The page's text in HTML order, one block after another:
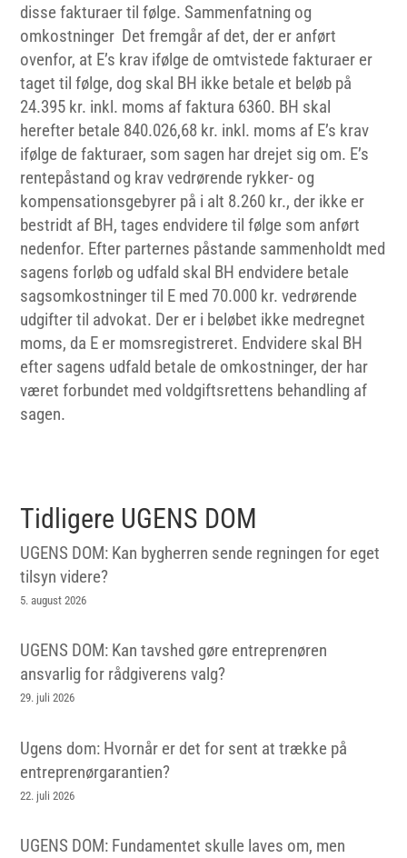
disse fakturaer til følge. Sammenfatning og
omkostninger Det fremgår af det, der er anført
ovenfor, at E’s krav ifølge de omtvistede fakturaer er
taget til følge, dog skal BH ikke betale et beløb på
24.395 kr. inkl. moms af faktura 6360. BH skal
herefter betale 840.026,68 kr. inkl. moms af E’s krav
ifølge de fakturaer, som sagen har drejet sig om. E’s
rentepåstand og krav vedrørende rykker- og
kompensationsgebyrer på i alt 8.260 kr., der ikke er
bestridt af BH, tages endvidere til følge som anført
nedenfor. Efter parternes påstande sammenholdt med
sagens forløb og udfald skal BH endvidere betale
sagsomkostninger til E med 70.000 kr. vedrørende
udgifter til advokat. Der er i beløbet ikke medregnet
moms, da E er momsregistreret. Endvidere skal BH
efter sagens udfald betale de omkostninger, der har
været forbundet med voldgiftsrettens behandling af
sagen.
Tidligere UGENS DOM
UGENS DOM: Kan bygherren sende regningen for eget
tilsyn videre?
5. august 2026
UGENS DOM: Kan tavshed gøre entreprenøren
ansvarlig for rådgiverens valg?
29. juli 2026
Ugens dom: Hvornår er det for sent at trække på
entreprenørgarantien?
22. juli 2026
UGENS DOM: Fundamentet skulle laves om, men